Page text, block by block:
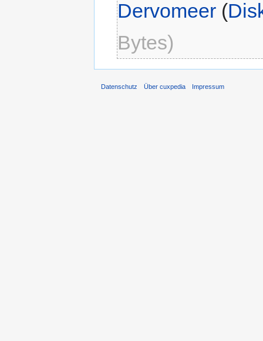
Dervomeer (
Bytes)
Datenschutz Über cuxpedia Impressum